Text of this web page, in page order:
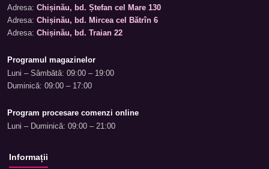
Adresa: Chișinău, bd. Ștefan cel Mare 130
Adresa: Chișinău, bd. Mircea cel Bătrîn 6
Adresa: Chișinău, bd. Traian 22
Programul magazinelor
Luni – Sâmbătă: 09:00 – 19:00
Duminică: 09:00 – 17:00
Program procesare comenzi online
Luni – Duminică: 09:00 – 21:00
Informații